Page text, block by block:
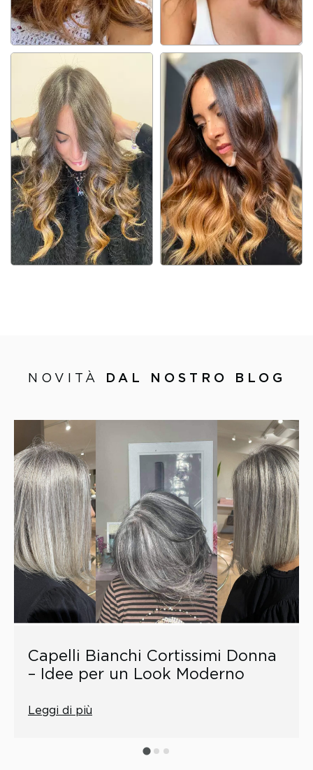
NOVITÀ DAL NOSTRO BLOG
Capelli Bianchi Cortissimi Donna
– Idee per un Look Moderno
Leggi di più